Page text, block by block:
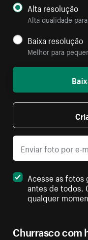
Churrasco com
Alta resolução
Alta qualidade
Baixa resolução
Melhor para
Acesse as
antes de todos.
qualquer